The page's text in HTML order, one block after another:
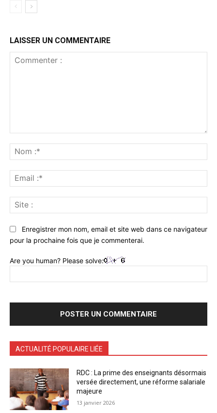
LAISSER UN COMMENTAIRE
:*
:*
:
Enregistrer mon nom, email et site web dans ce navigateur
pour la prochaine fois que je commenterai.
Are you human? Please solve:
ACTUALITÉ POPULAIRE LIÉE
RDC : La prime des enseignants désormais
versée directement, une réforme salariale
majeure
13 janvier 2026